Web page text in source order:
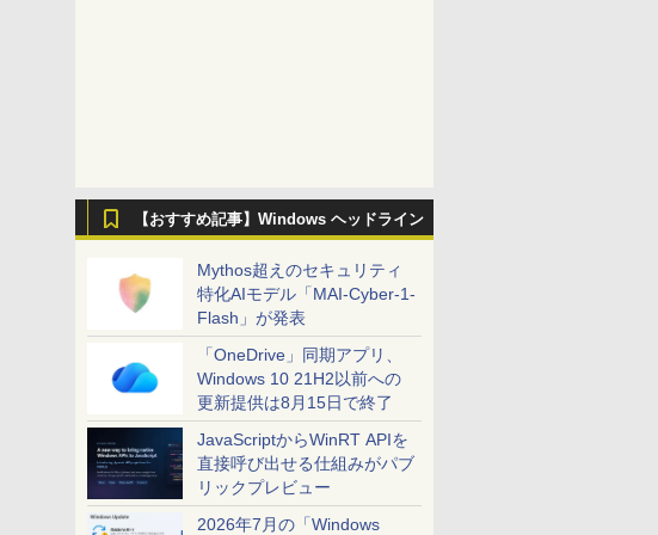
【おすすめ記事】Windows ヘッドライン
Mythos超えのセキュリティ
特化AIモデル「MAI-Cyber-1-
Flash」が発表
「OneDrive」同期アプリ、
Windows 10 21H2以前への
更新提供は8月15日で終了
JavaScriptからWinRT APIを
直接呼び出せる仕組みがパブ
リックプレビュー
2026年7月の「Windows